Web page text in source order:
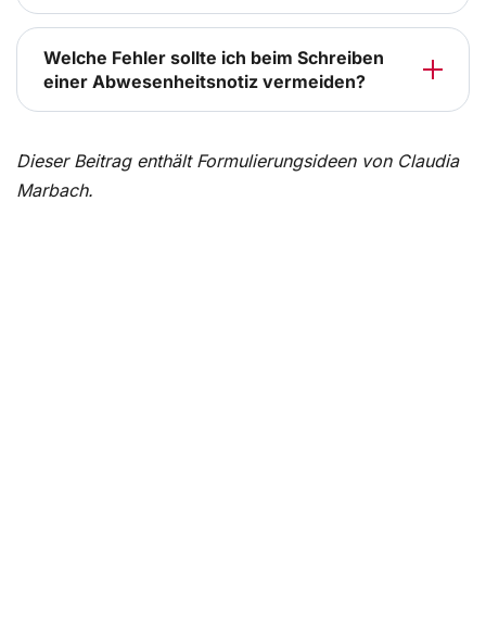
Welche Fehler sollte ich beim Schreiben
einer Abwesenheitsnotiz vermeiden?
Dieser Beitrag enthält Formulierungsideen von Claudia
Marbach.